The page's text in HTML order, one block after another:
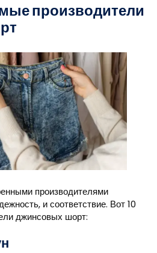
производители
производителями
и соответствие. Вот 10
джинсовых шорт: